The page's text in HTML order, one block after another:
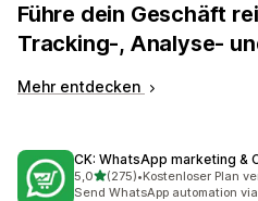
Führe dein Geschäft
Tracking-, Analyse-
Mehr entdecken
CK: WhatsApp marketing &
5,0von 5 Sternen
(275)
275 Rezensionen insgesamt
•Kostenloser Plan
Send WhatsApp automation